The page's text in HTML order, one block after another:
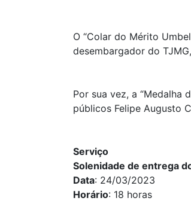
O “Colar do Mérito
desembargador do
Por sua vez, a “Medalha
públicos Felipe Augusto
Serviço
Solenidade de entrega
Data: 24/03/2023
Horário: 18 horas